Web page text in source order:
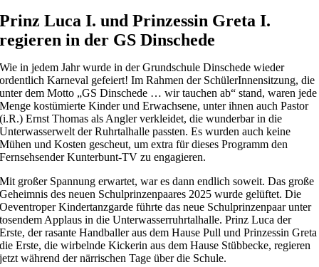
Prinz Luca I. und Prinzessin Greta I.
regieren in der GS Dinschede
Wie in jedem Jahr wurde in der Grundschule Dinschede wieder
ordentlich Karneval gefeiert! Im Rahmen der SchülerInnensitzung, die
unter dem Motto „GS Dinschede … wir tauchen ab“ stand, waren jede
Menge kostümierte Kinder und Erwachsene, unter ihnen auch Pastor
(i.R.) Ernst Thomas als Angler verkleidet, die wunderbar in die
Unterwasserwelt der Ruhrtalhalle passten. Es wurden auch keine
Mühen und Kosten gescheut, um extra für dieses Programm den
Fernsehsender Kunterbunt-TV zu engagieren.
Mit großer Spannung erwartet, war es dann endlich soweit. Das große
Geheimnis des neuen Schulprinzenpaares 2025 wurde gelüftet. Die
Oeventroper Kindertanzgarde führte das neue Schulprinzenpaar unter
tosendem Applaus in die Unterwasserruhrtalhalle. Prinz Luca der
Erste, der rasante Handballer aus dem Hause Pull und Prinzessin Greta
die Erste, die wirbelnde Kickerin aus dem Hause Stübbecke, regieren
jetzt während der närrischen Tage über die Schule.